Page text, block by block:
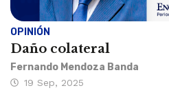
OPINIÓN
Daño colateral
Fernando Mendoza Banda
19 Sep, 2025